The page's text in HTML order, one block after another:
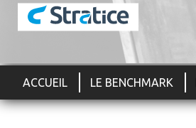
ACCUEIL LE BENCHMARK